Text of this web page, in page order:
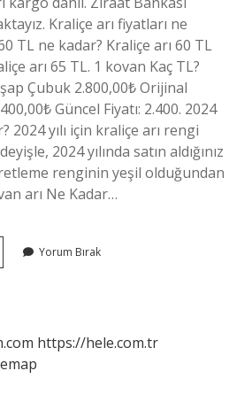
Kraliçe arı fiyatları ne
TL ne kadar? Kraliçe arı 60 TL
arı 65 TL. 1 kovan Kaç TL?
Çubuk 2.800,00₺ Orijinal
Güncel Fiyatı: 2.400. 2024
2024 yılı için kraliçe arı rengi
2024 yılında satın aldığınız
renginin yeşil olduğundan
arı Ne Kadar…
Yorum Bırak
https://hele.com.tr